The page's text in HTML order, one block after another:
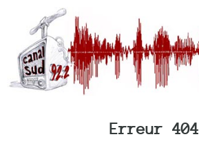
Erreur 404